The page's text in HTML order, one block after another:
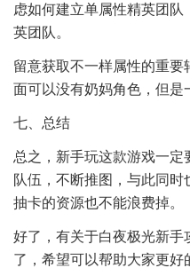
虑如何建立单属性精英团
英团队。
留意获取不一样属性的重要
面可以没有奶妈角色，但是
七、总结
总之，新手玩这款游戏一
队伍，不断推图，与此同
抽卡的资源也不能浪费掉。
好了，有关于白夜极光新手
了，希望可以帮助大家更好